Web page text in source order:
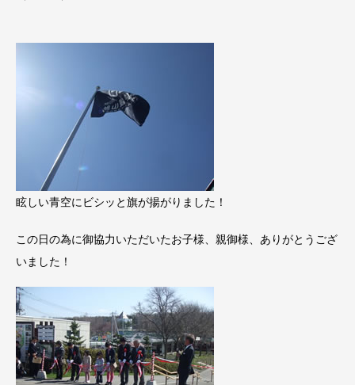
眩しい青空にビシッと旗が揚がりました！
この日の為に御協力いただいたお子様、親御様、ありがとうござ
いました！